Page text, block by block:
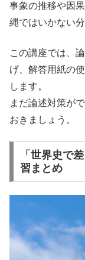
事象の推移や因
縄ではいかない分
この講座では、
げ、解答用紙の
します。
まだ論述対策が
おきましょう。
「世界史で
習まとめ